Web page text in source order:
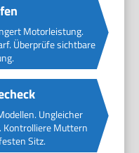
Motorleistung.
Überprüfe sichtbare
Ungleicher
Kontrolliere Muttern
Sitz.